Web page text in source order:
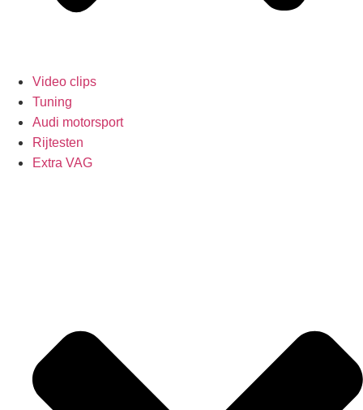
Video clips
Tuning
Audi motorsport
Rijtesten
Extra VAG